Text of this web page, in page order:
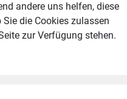
andere uns helfen, diese
die Cookies zulassen
zur Verfügung stehen.